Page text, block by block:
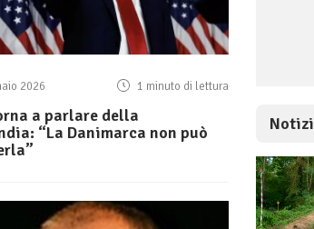
2026 1 minuto di lettura
a parlare della
“La Danimarca non può